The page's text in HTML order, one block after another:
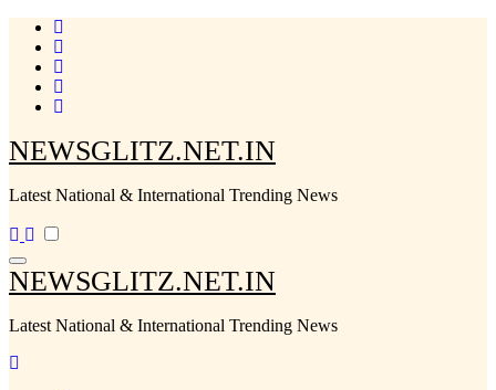
Skip
content
NEWSGLITZ.NET.IN
Latest National & International Trending News
NEWSGLITZ.NET.IN
Latest National & International Trending News